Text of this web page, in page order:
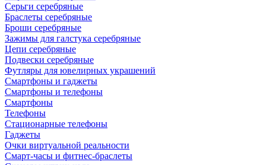
Серьги серебряные
Браслеты серебряные
Броши серебряные
Зажимы для галстука серебряные
Цепи серебряные
Подвески серебряные
Футляры для ювелирных украшений
Смартфоны и гаджеты
Смартфоны и телефоны
Смартфоны
Телефоны
Стационарные телефоны
Гаджеты
Очки виртуальной реальности
Смарт-часы и фитнес-браслеты